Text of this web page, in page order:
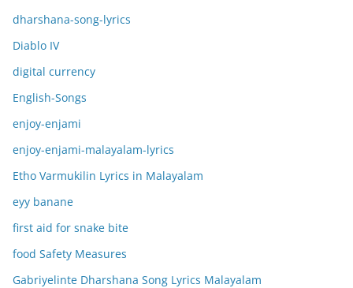
dharshana-song-lyrics
Diablo IV
digital currency
English-Songs
enjoy-enjami
enjoy-enjami-malayalam-lyrics
Etho Varmukilin Lyrics in Malayalam
eyy banane
first aid for snake bite
food Safety Measures
Gabriyelinte Dharshana Song Lyrics Malayalam